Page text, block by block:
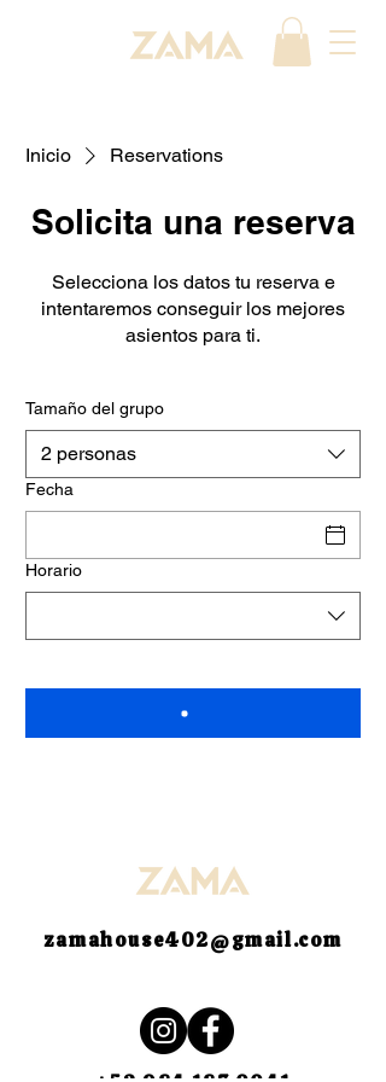
Inicio Reservations
Solicita una reserva
Selecciona los datos tu reserva e
intentaremos conseguir los mejores
asientos para ti.
Tamaño del grupo
2 personas
Fecha
Horario
zamahouse402@gmail.com